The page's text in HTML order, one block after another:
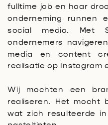
fulltime job en haar
onderneming runnen
social media. Met
ondernemers
media en content
realisatie op Instagram
Wij mochten een
realiseren. Het mocht
wat zich resulteerde